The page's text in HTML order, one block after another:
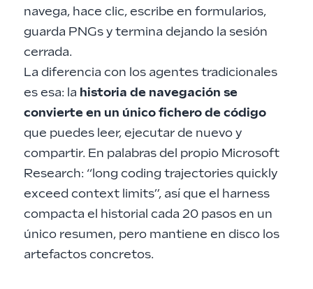
navega, hace clic, escribe en formularios,
guarda PNGs y termina dejando la sesión
cerrada.
La diferencia con los agentes tradicionales
es esa: la historia de navegación se
convierte en un único fichero de código
que puedes leer, ejecutar de nuevo y
compartir. En palabras del propio Microsoft
Research: “long coding trajectories quickly
exceed context limits”, así que el harness
compacta el historial cada 20 pasos en un
único resumen, pero mantiene en disco los
artefactos concretos.